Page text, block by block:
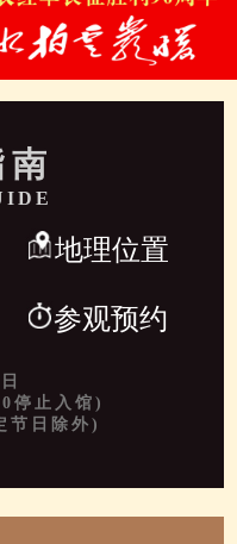
地理位置
参观预约
止入馆)
节日除外)